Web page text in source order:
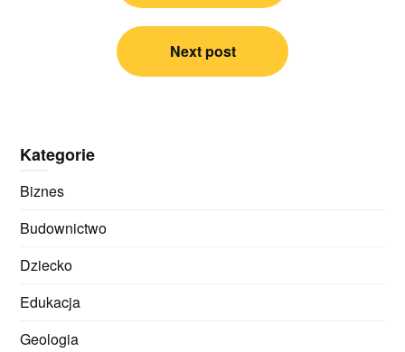
Next post
Kategorie
Biznes
Budownictwo
Dziecko
Edukacja
Geologia